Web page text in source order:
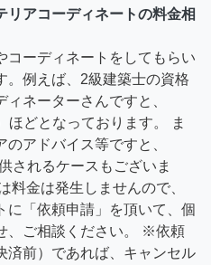
リアコーディネートの料金相
コーディネートをしてもらい
。例えば、2級建築士の資格
ネーターさんですと、
ほどとなっております。 ま
アドバイス等ですと、
されるケースもございま
料金は発生しませんので、
に「依頼申請」を頂いて、個
、ご相談ください。 ※依頼
済前）であれば、キャンセル